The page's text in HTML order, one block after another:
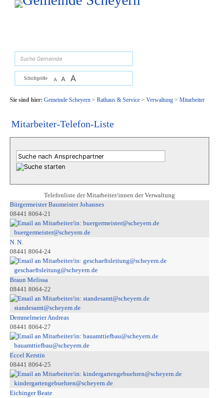
Zum Inhalt, zur Navigationoder zur Startseite springen.
Schriftgröße A A A
Sie sind hier: Gemeinde Scheyern> Rathaus & Service> Verwaltung> Mitarbeiter
Mitarbeiter-Telefon-Liste
Telefonliste der Mitarbeiter/innen der Verwaltung
Bürgermeister Baumeister Johannes
08441 8064-21
buergermeister@scheyern.de
N. N.
08441 8064-24
geschaeftsleitung@scheyern.de
Braun Melissa
08441 8064-22
standesamt@scheyern.de
Demmelmeier Andreas
08441 8064-27
bauamttiefbau@scheyern.de
Eccel Kerstin
08441 8064-25
kindergartengebuehren@scheyern.de
Eichinger Beate